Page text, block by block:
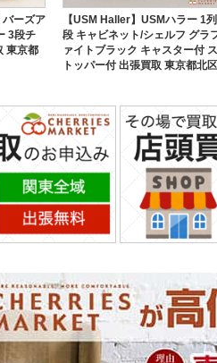
バーズア
3段チ
東京都
【USM Haller】USMハラー 1
段 キャビネット/シェルフ グラ
ァイトブラック キャスター付 ス
トッパー付 出張買取 東京都北区